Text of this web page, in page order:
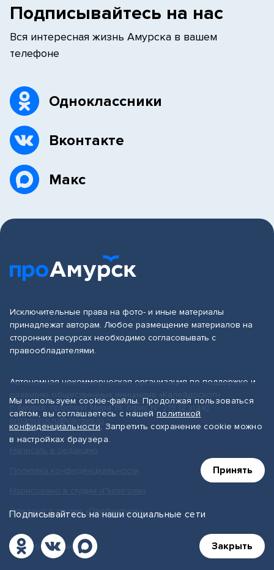
Подписывайтесь на нас
Вся интересная жизнь Амурска в вашем
телефоне
Одноклассники
Вконтакте
Макс
Исключительные права на фото- и иные материалы
принадлежат авторам. Любое размещение материалов на
сторонних ресурсах необходимо согласовывать с
правообладателями.
Автономная некоммерческая организация по поддержке и
г. Амурск, проспект Мира 19, офис № 219 (2 этаж)
proamursk.ru@yandex.ru
Сделано в студии «Перфектура»
© 2026, ПроАмурск
Мы используем cookie-файлы. Продолжая пользоваться
сайтом, вы соглашаетесь с нашей политикой
конфиденциальности. Запретить сохранение cookie можно
в настройках браузера.
Принять
Подписывайтесь на наши социальные сети
Закрыть